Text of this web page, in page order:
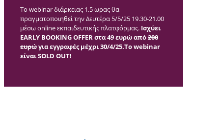
Το webinar διάρκειας 1,5 ωρας θα
πραγματοποιηθεί την Δευτέρα 5/5/25 19.30-21.00
μέσω online εκπαιδευτικής πλατφόρμας. Ισχύει
EARLY BOOKING OFFER στα 49 ευρώ από200
ευρώγια εγγραφές μέχρι 30/4/25.To webinar
είναι SOLD OUT!